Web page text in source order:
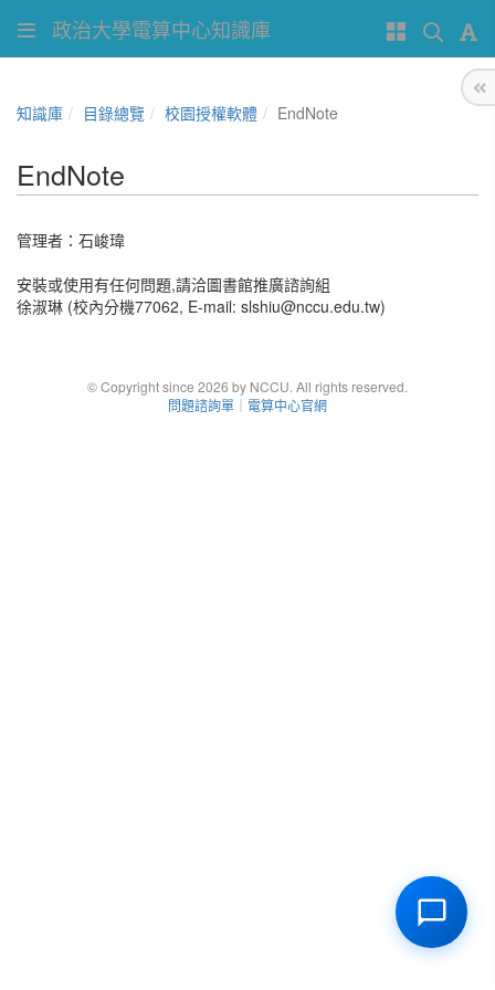
政治大學電算中心知識庫
知識庫 目錄總覽 校園授權軟體 EndNote
EndNote
管理者： 石峻瑋
安裝或使用有任何問題,請洽圖書館推廣諮詢組
徐淑琳 (校內分機77062, E-mail: slshiu@nccu.edu.tw)
© Copyright since 2026 by NCCU. All rights reserved.
問題諮詢單 ｜ 電算中心官網